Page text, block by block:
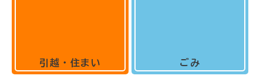
引越・住まい ごみ